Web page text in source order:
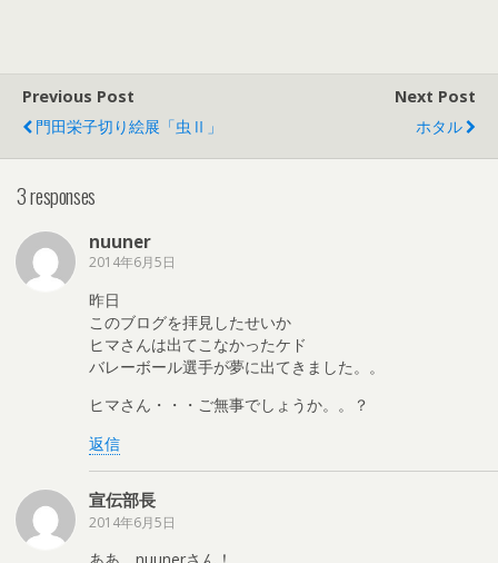
Previous Post
門田栄子切り絵展「虫Ⅱ」
Next Post
ホタル
3 responses
nuuner
2014年6月5日
昨日
このブログを拝見したせいか
ヒマさんは出てこなかったケド
バレーボール選手が夢に出てきました。。
ヒマさん・・・ご無事でしょうか。。？
返信
宣伝部長
2014年6月5日